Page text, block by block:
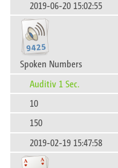
2019-06-20 15:02:55
Spoken Numbers
Auditiv 1 Sec.
10
150
2019-02-19 15:47:58